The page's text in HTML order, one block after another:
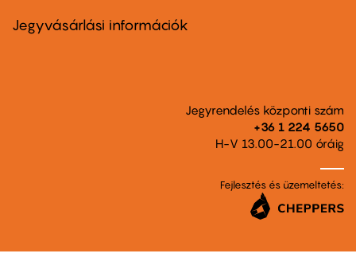
second
Jegyvásárlási információk
Jegyrendelés központi szám
+36 1 224 5650
H-V 13.00-21.00 óráig
Fejlesztés és üzemeltetés: